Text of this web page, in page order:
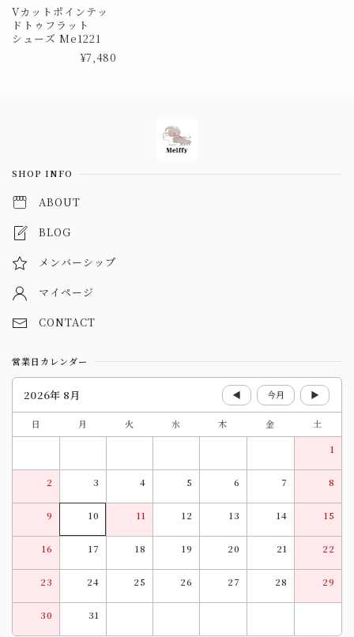
Vカットポインテッ
ドトゥフラット
シューズ Me1221
¥7,480
SHOP INFO
ABOUT
BLOG
メンバーシップ
マイページ
CONTACT
営業日カレンダー
2026年 8月 ◀ 今月 ▶
日 月 火 水 木 金
土
1
2 3 4 5 6 7 8
9 10 11 12 13 14 15
16 17 18 19 20 21 22
23 24 25 26 27 28 29
30 31